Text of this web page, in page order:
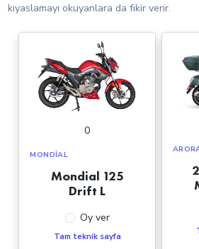
kıyaslamayı okuyanlara da fikir verir.
0
MONDIAL
Mondial 125
Drift L
Oy ver
Tam teknik sayfa